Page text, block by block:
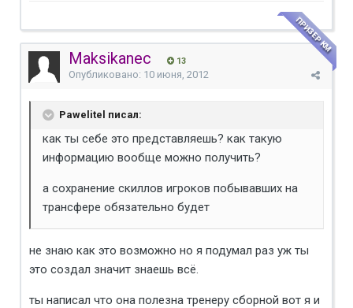
Maksikanec 13
ПРИЗЕР КМ
Опубликовано: 10 июня, 2012
Pawelitel писал:
как ты себе это представляешь? как такую
информацию вообще можно получить?
а сохранение скиллов игроков побывавших на
трансфере обязательно будет
не знаю как это возможно но я подумал раз уж ты
это создал значит знаешь всё.
ты написал что она полезна тренеру сборной вот я и